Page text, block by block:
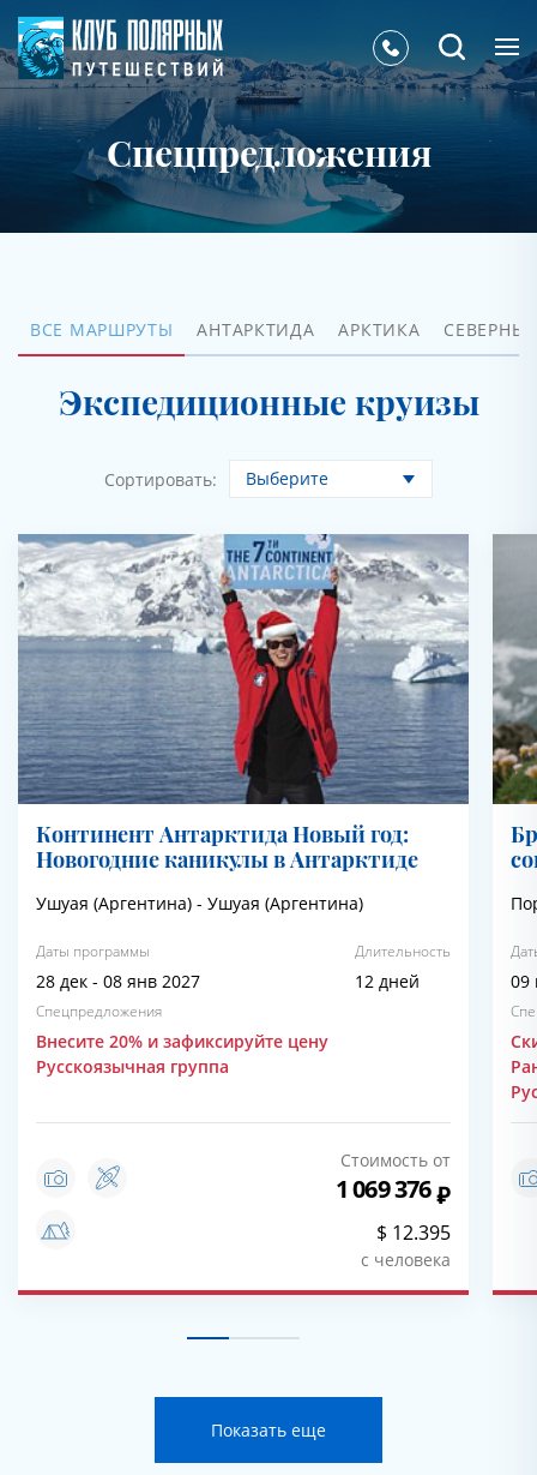
Спецпредложения
ВСЕ МАРШРУТЫ АНТАРКТИДА АРКТИКА
Экспедиционные круизы
Сортировать: Выберите
Континент Антарктида Новый год:
Новогодние каникулы в Антарктиде
Ушуая (Аргентина) - Ушуая (Аргентина)
Даты программы
28 дек - 08 янв 2027
Спецпредложения
Внесите 20% и зафиксируйте цену
Русскоязычная группа
Длительность
12 дней
Стоимость от
1 069 376
$ 12.395
с человека
09
Показать еще